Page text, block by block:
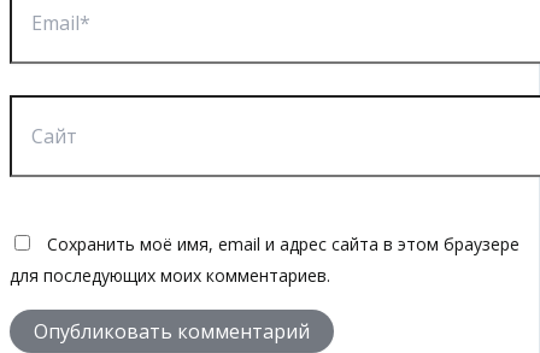
Сохранить моё имя, email и адрес сайта в этом браузере
для последующих моих комментариев.